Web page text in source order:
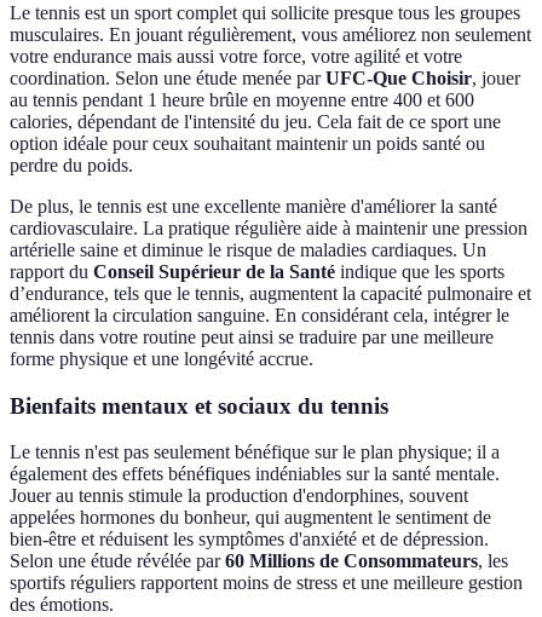
Le tennis est un sport complet qui sollicite presque tous les groupes
musculaires. En jouant régulièrement, vous améliorez non seulement
votre endurance mais aussi votre force, votre agilité et votre
coordination. Selon une étude menée parUFC-Que Choisir, jouer
au tennis pendant 1 heure brûle en moyenne entre 400 et 600
calories, dépendant de l'intensité du jeu. Cela fait de ce sport une
option idéale pour ceux souhaitant maintenir un poids santé ou
perdre du poids.
De plus, le tennis est une excellente manière d'améliorer la santé
cardiovasculaire. La pratique régulière aide à maintenir une pression
artérielle saine et diminue le risque de maladies cardiaques. Un
rapport du Conseil Supérieur de la Santé indique que les sports
d’endurance, tels que le tennis, augmentent la capacité pulmonaire et
améliorent la circulation sanguine. En considérant cela, intégrer le
tennis dans votre routine peut ainsi se traduire par une meilleure
forme physique et une longévité accrue.
Bienfaits mentaux et sociaux du tennis
Le tennis n'est pas seulement bénéfique sur le plan physique; il a
également des effets bénéfiques indéniables sur la santé mentale.
Jouer au tennis stimule la production d'endorphines, souvent
appelées hormones du bonheur, qui augmentent le sentiment de
bien-être et réduisent les symptômes d'anxiété et de dépression.
Selon une étude révélée par60 Millions de Consommateurs, les
sportifs réguliers rapportent moins de stress et une meilleure gestion
des émotions.